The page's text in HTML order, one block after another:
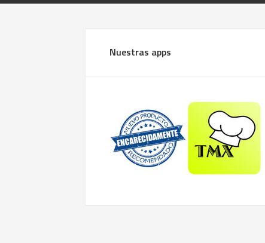
Nuestras apps